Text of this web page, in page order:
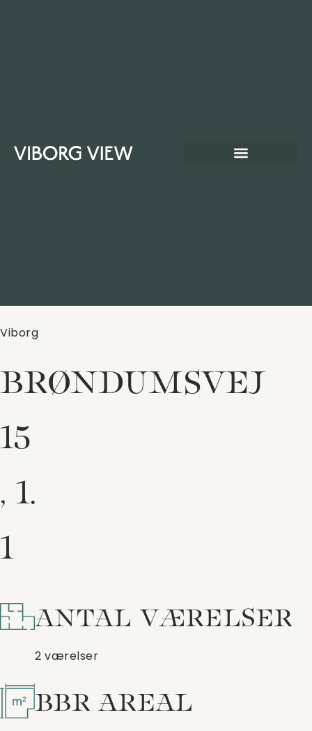
Viborg
BRØNDUMSVEJ
15
, 1.
1
ANTAL VÆRELSER
2 værelser
BBR AREAL